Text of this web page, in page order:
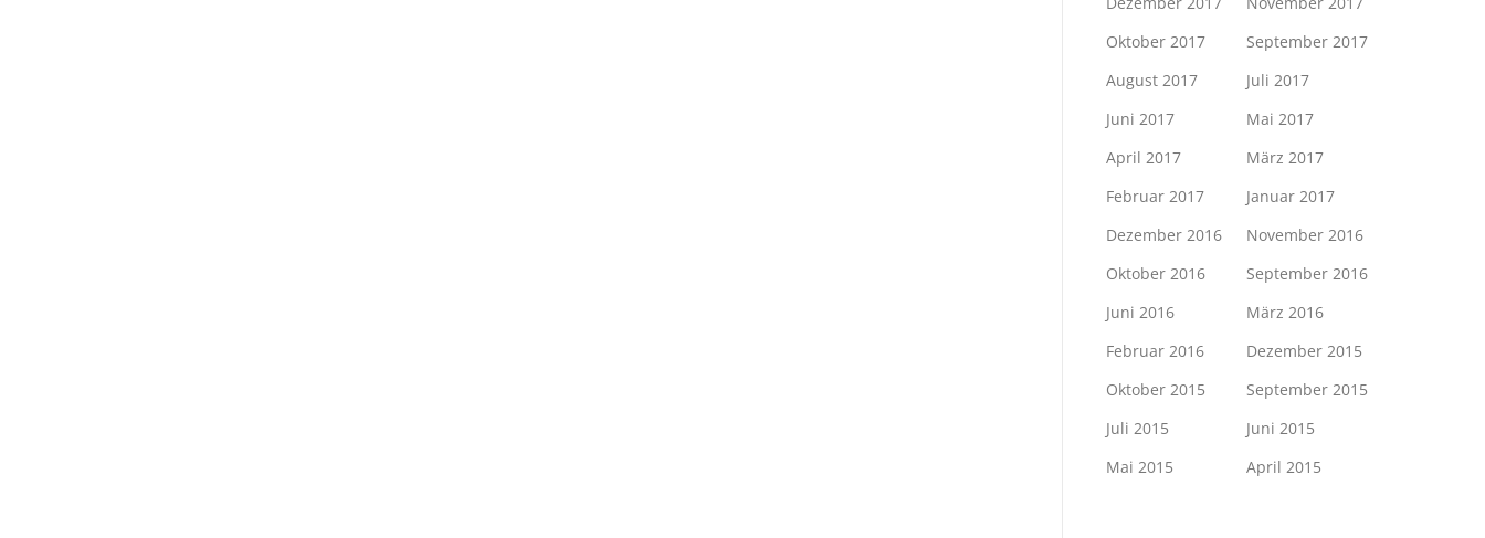
Oktober 2017
September 2017
August 2017
Juli 2017
Juni 2017
Mai 2017
April 2017
März 2017
Februar 2017
Januar 2017
Dezember 2016
November 2016
Oktober 2016
September 2016
Juni 2016
März 2016
Februar 2016
Dezember 2015
Oktober 2015
September 2015
Juli 2015
Juni 2015
Mai 2015
April 2015